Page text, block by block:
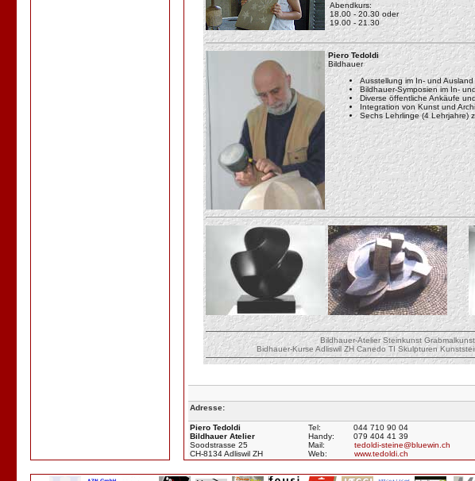
Abendkurs:
18.00 - 20.30 oder
19.00 - 21.30
Piero Tedoldi
Bildhauer
Ausstellung im In- und Ausland
Bildhauer-Symposien im In-
Diverse öffentliche Ankäufe
Integration von Kunst und
Sechs Lehrlinge (4 Lehrjahre)
Bildhauer-Atelier Steinkunst Grabmalkunst
Bidhauer-Kurse Adliswil ZH Canedo TI Skulpturen
Adresse:
Piero Tedoldi
Bildhauer Atelier
Soodstrasse 25
CH-8134 Adliswil ZH
Tel:
Handy:
Mail:
Web:
044 710 90 04
079 404 41 39
tedoldi-steine@bluewin.ch
www.tedoldi.ch